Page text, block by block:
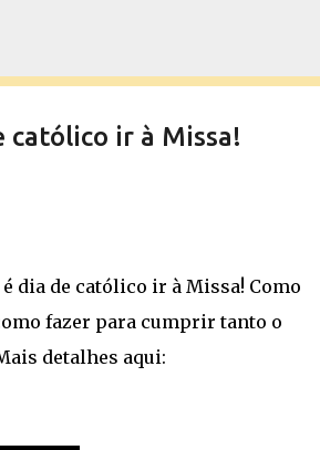
católico ir à Missa!
dia de católico ir à Missa! Como
fazer para cumprir tanto o
detalhes aqui: